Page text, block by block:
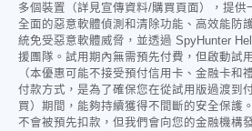
多個裝置（詳見宣傳資料/購買頁面），提供
全面的惡意軟體偵測和清除功能、高效能防
統免受惡意軟體威脅，並透過 SpyHunter
援團隊。試用期內無需預先付費，但啟動試
（本優惠可能不接受預付信用卡、金融卡和
付款方式，是為了確保您在從試用版過渡到
買）期間，能夠持續獲得不間斷的安全保護
不會被預先扣款，但我們會向您的金融機構